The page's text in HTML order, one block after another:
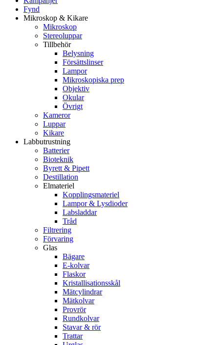
Fynd
Mikroskop & Kikare
Mikroskop
Stereoluppar
Tillbehör
Belysning
Försättslinser
Lampor
Mikroskopiska prep
Objektiv
Okular
Övrigt
Kameror
Luppar
Kikare
Labbutrustning
Batterier
Bioteknik
Byrett & Pipett
Destillation
Elmateriel
Kopplingsmateriel
Lampor & Lysdioder
Labsladdar
Tråd
Filtrering
Förvaring
Glas
Bägare
E-kolvar
Flaskor
Kristallisationsskål
Mätcylindrar
Mätkolvar
Provrör
Rundkolvar
Stavar & rör
Trattar